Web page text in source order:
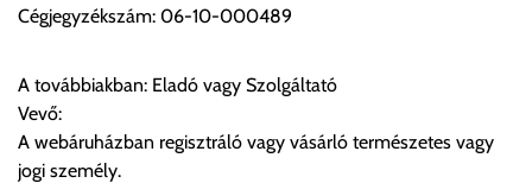
Cégjegyzékszám: 06-10-000489
A továbbiakban: Eladó vagy Szolgáltató
Vevő:
A webáruházban regisztráló vagy vásárló természetes vagy
jogi személy.